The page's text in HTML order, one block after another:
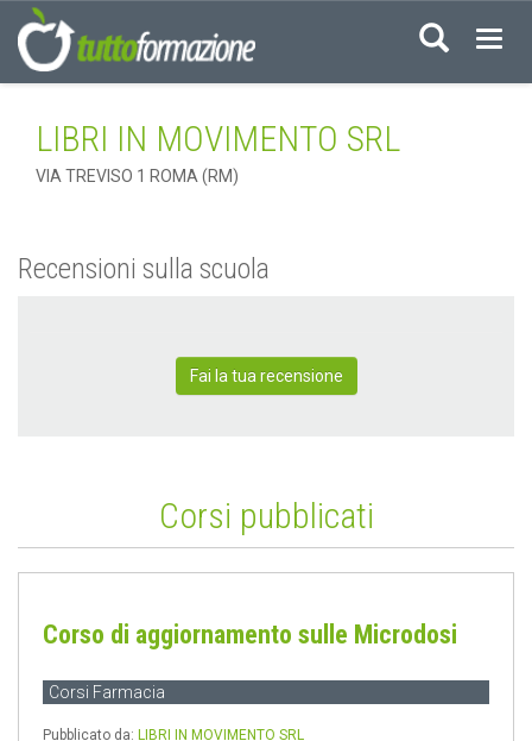
LIBRI IN MOVIMENTO SRL
VIA TREVISO 1 ROMA (RM)
Recensioni sulla scuola
Fai la tua recensione
Corsi pubblicati
Corso di aggiornamento sulle Microdosi
Corsi Farmacia
Pubblicato da: LIBRI IN MOVIMENTO SRL